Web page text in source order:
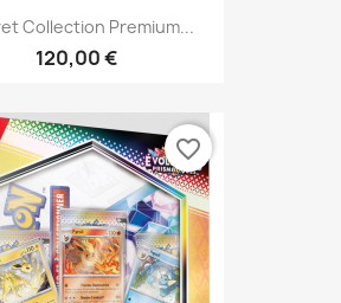
Collection Premium...
120,00 €
favorite_border